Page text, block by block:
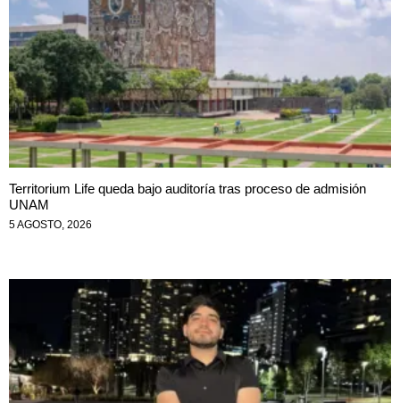
Territorium Life queda bajo auditoría tras proceso de admisión
UNAM
5 AGOSTO, 2026